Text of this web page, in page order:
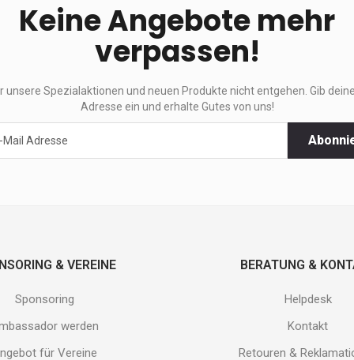
Keine Angebote mehr
verpassen!
unsere Spezialaktionen und neuen Produkte nicht entgehen. Gib
Adresse ein und erhalte Gutes von uns!
& VEREINE
Sponsoring
werden
für Vereine
BERATUNG &
Helpdesk
Kontakt
Retouren &